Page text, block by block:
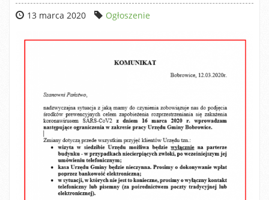
13 marca 2020 Ogłoszenie